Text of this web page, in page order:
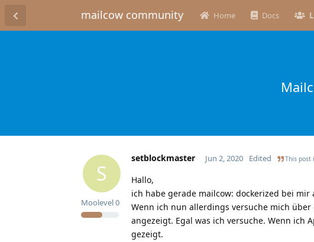
mailcow community Home Docs
S
setblockmaster
Moolevel0
Jun 2, 2020 Edited This post
Hallo,
ich habe gerade mailcow: dockerized bei
Wenn ich nun allerdings versuche mich
angezeigt. Egal was ich versuche. Wenn ich
gezeigt.